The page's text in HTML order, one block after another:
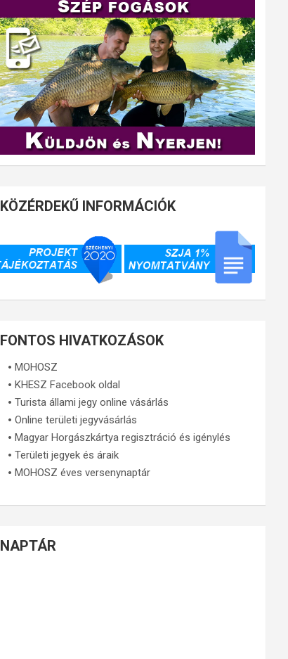
KÖZÉRDEKŰ INFORMÁCIÓK
FONTOS HIVATKOZÁSOK
🞄MOHOSZ
🞄KHESZ Facebook oldal
🞄Turista állami jegy online vásárlás
🞄Online területi jegyvásárlás
🞄Magyar Horgászkártya regisztráció és igénylés
🞄Területi jegyek és áraik
🞄MOHOSZ éves versenynaptár
NAPTÁR